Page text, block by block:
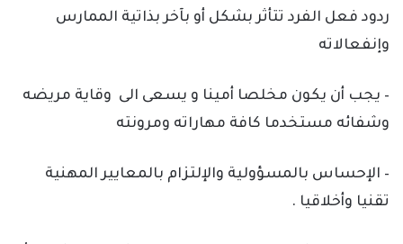
ردود فعل الفرد تتأثر بشكل أو بآخر بذاتية الممارس
وإنفعالاته
– يجب أن يكون مخلصا أمينا و يسعى الى وقاية مريضه
وشفائه مستخدما كافة مهاراته ومرونته
– الإحساس بالمسؤولية والإلتزام بالمعايير المهنية
تقنيا وأخلاقيا .